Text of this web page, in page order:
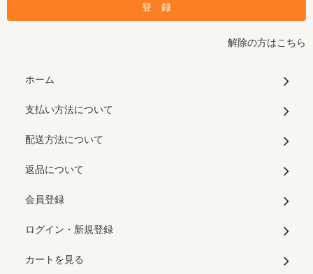
解除の方はこちら
ホーム
支払い方法について
配送方法について
返品について
会員登録
ログイン・新規登録
カートを見る